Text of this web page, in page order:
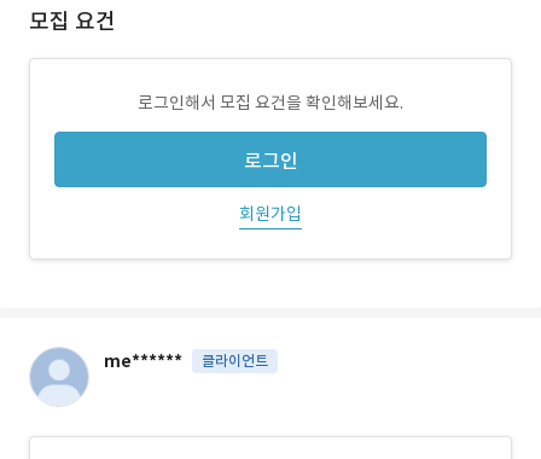
모집 요건
로그인해서 모집 요건을 확인해보세요.
로그인
회원가입
me****** 클라이언트